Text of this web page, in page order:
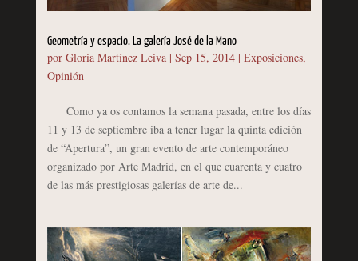
Geometría y espacio. La galería José de la Mano
por Gloria Martínez Leiva| Sep 15, 2014| Exposiciones,
Opinión
Como ya os contamos la semana pasada, entre los días
11 y 13 de septiembre iba a tener lugar la quinta edición
de “Apertura”, un gran evento de arte contemporáneo
organizado por Arte Madrid, en el que cuarenta y cuatro
de las más prestigiosas galerías de arte de...